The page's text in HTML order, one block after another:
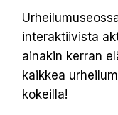
interaktiivista
ainakin kerran
kaikkea
kokeilla!